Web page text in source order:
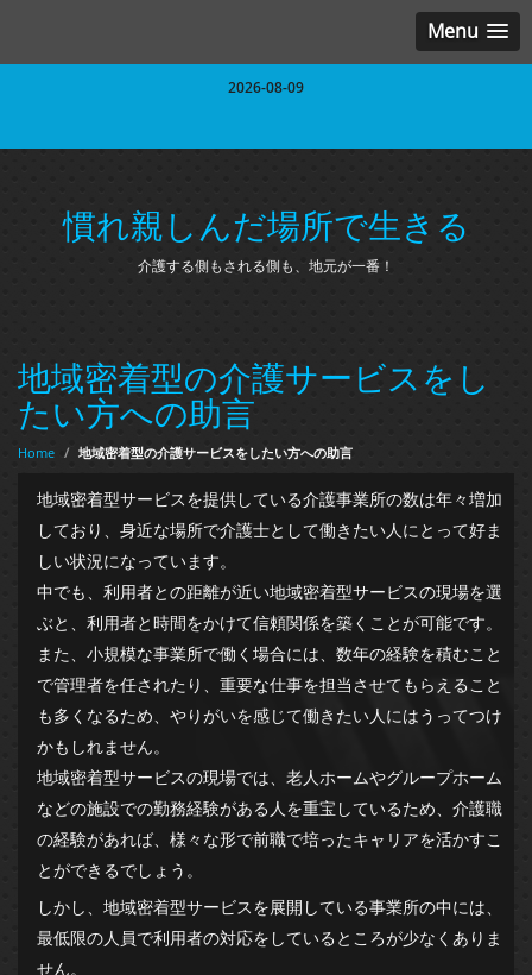
Menu
2026-08-09
慣れ親しんだ場所で生きる
介護する側もされる側も、地元が一番！
地域密着型の介護サービスをし
たい方への助言
Home / 地域密着型の介護サービスをしたい方への助言
地域密着型サービスを提供している介護事業所の数は年々増加
しており、身近な場所で介護士として働きたい人にとって好ま
しい状況になっています。
中でも、利用者との距離が近い地域密着型サービスの現場を選
ぶと、利用者と時間をかけて信頼関係を築くことが可能です。
また、小規模な事業所で働く場合には、数年の経験を積むこと
で管理者を任されたり、重要な仕事を担当させてもらえること
も多くなるため、やりがいを感じて働きたい人にはうってつけ
かもしれません。
地域密着型サービスの現場では、老人ホームやグループホーム
などの施設での勤務経験がある人を重宝しているため、介護職
の経験があれば、様々な形で前職で培ったキャリアを活かすこ
とができるでしょう。
しかし、地域密着型サービスを展開している事業所の中には、
最低限の人員で利用者の対応をしているところが少なくありま
せん。